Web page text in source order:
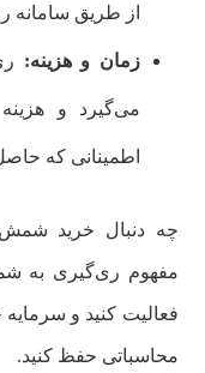
از طریق سامانه
زمان و هزینه:
می‌گیرد و
اطمینانی که
چه دنبال خرید
مفهوم ری‌گیری به
فعالیت کنید و سرمایه
محاسباتی حفظ کنید.